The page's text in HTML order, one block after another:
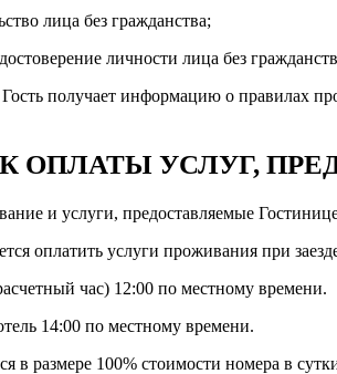
лица без гражданства;
личности лица без
получает информацию о правилах
ОПЛАТЫ УСЛУГ,
и услуги, предоставляемые
оплатить услуги проживания при
час) 12:00 по местному времени.
14:00 по местному времени.
в размере 100% стоимости номера в